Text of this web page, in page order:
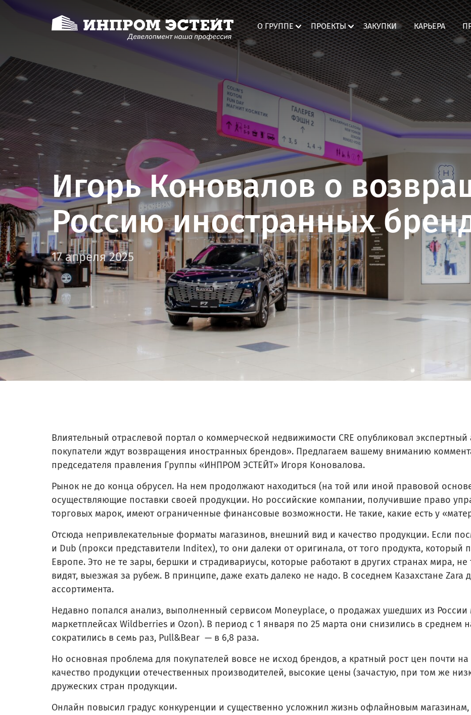
О ГРУППЕ ПРОЕКТЫ
ТРЦ «Мармелад»
ТРК «Мармелад»
Волгоград
Мегамолл «Мармелад»
Оренбург
ТК «СтройМаркет»
Брянск
ОРК «ХОЗЯИН»
Краснодар
ПСК «Хозяин»
Ульяновск
ЗАКУПКИ КАРЬЕРА
Игорь Коновалов о
Россию иностранных
17 апреля 2025
Влиятельный отраслевой портал о коммерческой недвижимости CRE опубликовал
покупатели ждут возвращения иностранных брендов». Предлагаем вашему вниманию
председателя правления Группы «ИНПРОМ ЭСТЕЙТ» Игоря Коновалова.
Рынок не до конца обрусел. На нем продолжают находиться (на той или иной правовой
осуществляющие поставки своей продукции. Но российские компании, получившие право
торговых марок, имеют ограниченные финансовые возможности. Не такие, какие есть у
Отсюда непривлекательные форматы магазинов, внешний вид и качество продукции. Если
и Dub (прокси представители Inditex), то они далеки от оригинала, от того продукта, который
Европе. Это не те зары, бершки и страдивариусы, которые работают в других странах мира, не
видят, выезжая за рубеж. В принципе, даже ехать далеко не надо. В соседнем Казахстане Zara
ассортимента.
Недавно попался анализ, выполненный сервисом Moneyplace, о продажах ушедших из России
маркетплейсах Wildberries и Ozon). В период с 1 января по 25 марта они снизились в среднем
сократились в семь раз, Pull&Bear — в 6,8 раза.
Но основная проблема для покупателей вовсе не исход брендов, а кратный рост цен почти
качество продукции отечественных производителей, высокие цены (зачастую, при том же
дружеских стран продукции.
Онлайн повысил градус конкуренции и существенно усложнил жизнь офлайновым